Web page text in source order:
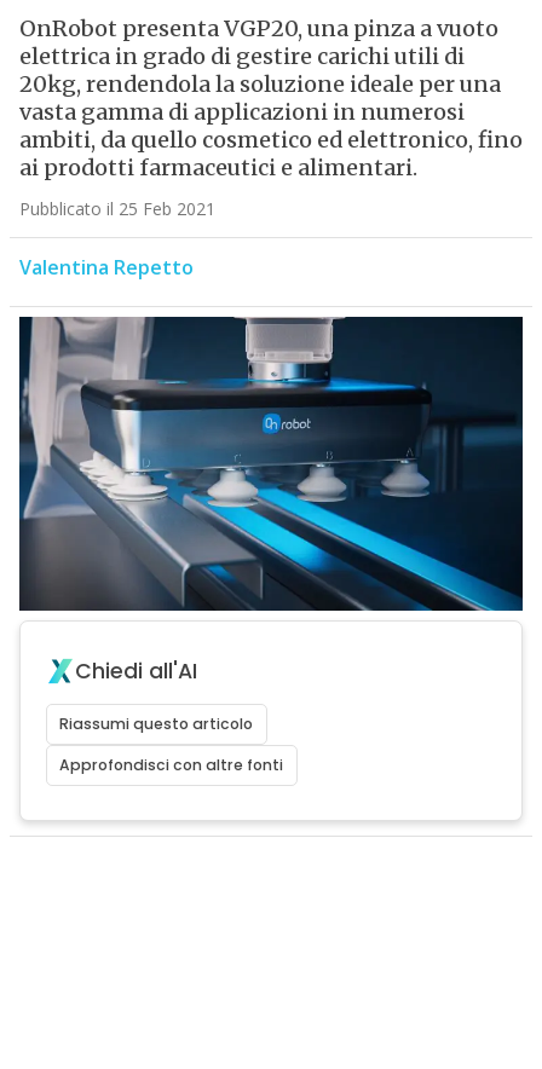
OnRobot presenta VGP20, una pinza a vuoto
elettrica in grado di gestire carichi utili di
20kg, rendendola la soluzione ideale per una
vasta gamma di applicazioni in numerosi
ambiti, da quello cosmetico ed elettronico, fino
ai prodotti farmaceutici e alimentari.
Pubblicato il 25 Feb 2021
Valentina Repetto
Chiedi all'AI
Riassumi questo articolo
Approfondisci con altre fonti